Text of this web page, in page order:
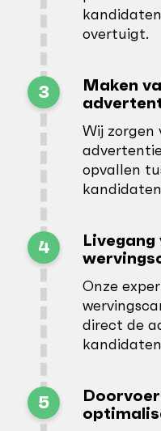
overtuigt.
3
Maken
Wij zorgen
opvallen
4
Livegang
Onze
direct de
5